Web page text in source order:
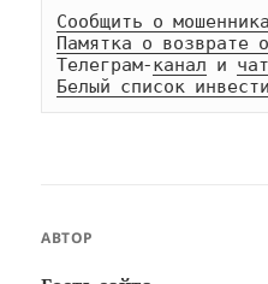
Сообщить о
Памятка о возврате
Телеграм-канал и чат
Белый список
АВТОР